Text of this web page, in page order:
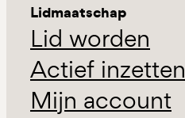
Lidmaatschap
Lid worden
Actief inzetten
Mijn account